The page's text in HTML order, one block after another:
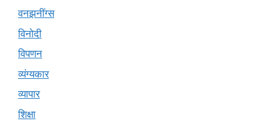
वनझनींग्स
विनोदी
विपणन
व्यंग्यकार
व्यापार
शिक्षा